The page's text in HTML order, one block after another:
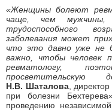
«Женщины болеют
чаще, чем
трудоспособного
заболевания может
что это давно уже не
важно, чтобы человек
ревматологу,
Н.В. Шаталова,
при болезни
проведению